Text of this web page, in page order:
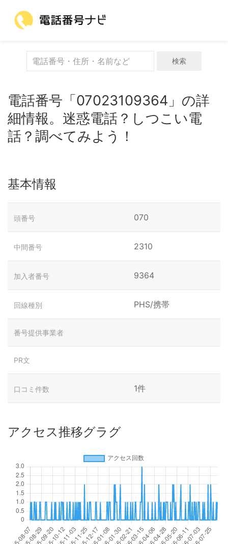
検索
電話番号「07023109364」の詳
細情報。迷惑電話？しつこい電
話？調べてみよう！
基本情報
頭番号 070
中間番号 2310
加入者番号 9364
回線種別 PHS/携帯
番号提供事業者
PR文
口コミ件数 1件
アクセス推移グラグ